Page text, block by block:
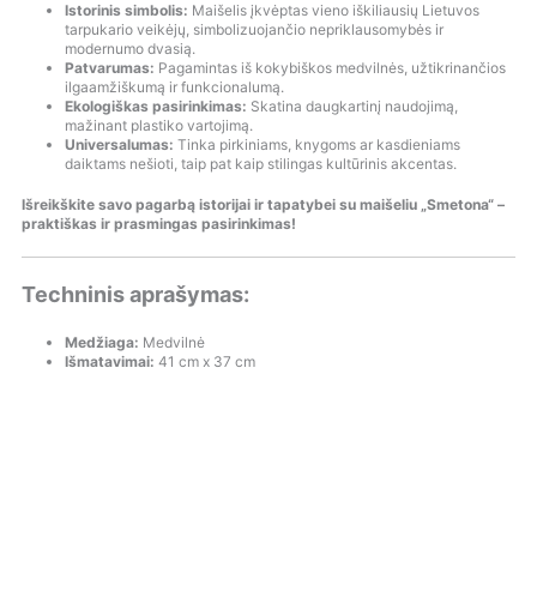
Istorinis simbolis: Maišelis įkvėptas vieno iškiliausių Lietuvos
tarpukario veikėjų, simbolizuojančio nepriklausomybės ir
modernumo dvasią.
Patvarumas: Pagamintas iš kokybiškos medvilnės, užtikrinančios
ilgaamžiškumą ir funkcionalumą.
Ekologiškas pasirinkimas: Skatina daugkartinį naudojimą,
mažinant plastiko vartojimą.
Universalumas: Tinka pirkiniams, knygoms ar kasdieniams
daiktams nešioti, taip pat kaip stilingas kultūrinis akcentas.
Išreikškite savo pagarbą istorijai ir tapatybei su maišeliu „Smetona“ –
praktiškas ir prasmingas pasirinkimas!
Techninis aprašymas:
Medžiaga: Medvilnė
Išmatavimai: 41 cm x 37 cm